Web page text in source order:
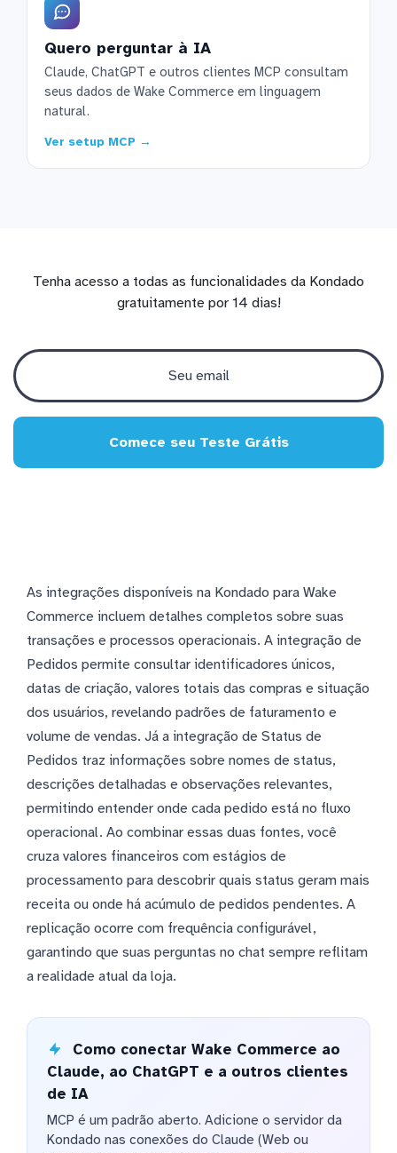
Quero perguntar à IA
Claude, ChatGPT e outros clientes MCP consultam
seus dados de Wake Commerce em linguagem
natural.
Ver setup MCP →
Tenha acesso a todas as funcionalidades da Kondado
gratuitamente por 14 dias!
Comece seu Teste Grátis
As integrações disponíveis na Kondado para Wake
Commerce incluem detalhes completos sobre suas
transações e processos operacionais. A integração de
Pedidos permite consultar identificadores únicos,
datas de criação, valores totais das compras e situação
dos usuários, revelando padrões de faturamento e
volume de vendas. Já a integração de Status de
Pedidos traz informações sobre nomes de status,
descrições detalhadas e observações relevantes,
permitindo entender onde cada pedido está no fluxo
operacional. Ao combinar essas duas fontes, você
cruza valores financeiros com estágios de
processamento para descobrir quais status geram mais
receita ou onde há acúmulo de pedidos pendentes. A
replicação ocorre com frequência configurável,
garantindo que suas perguntas no chat sempre reflitam
a realidade atual da loja.
Como conectar Wake Commerce ao
Claude, ao ChatGPT e a outros clientes
de IA
MCP é um padrão aberto. Adicione o servidor da
Kondado nas conexões do Claude (Web ou